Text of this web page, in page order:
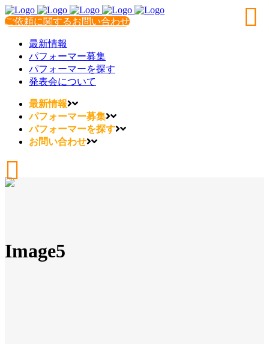
ご依頼に関するお問い合わせ
最新情報
パフォーマー募集
パフォーマーを探す
発表会について
最新情報
パフォーマー募集
パフォーマーを探す
お問い合わせ
Image5